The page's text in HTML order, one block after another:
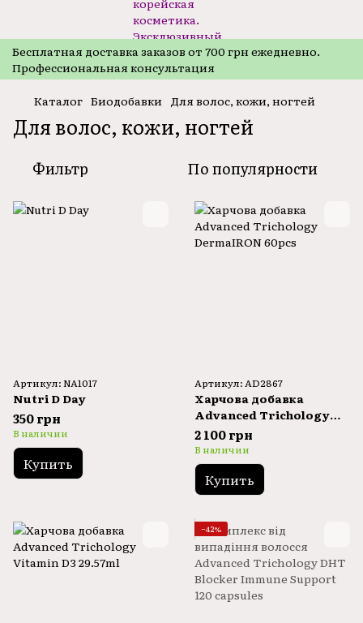
Бесплатная доставка заказов от 700 грн ежедневно.
Профессиональная консультация
Каталог Биодобавки Для волос, кожи, ногтей
Для волос, кожи, ногтей
Фильтр По популярности
Артикул: NA1017
Nutri D Day
350 грн
В наличии
Купить
Артикул: AD2867
Харчова добавка
Advanced Trichology
DermaIRON 60pcs
2 100 грн
В наличии
Купить
−42%